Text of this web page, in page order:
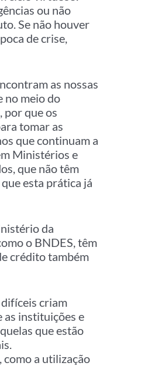
ou não
Se não houver
de crise,
as nossas
no meio do
por que os
tomar as
que continuam a
Ministérios e
que não têm
esta prática já
da
o BNDES, têm
crédito também
criam
as instituições e
que estão
como a utilização